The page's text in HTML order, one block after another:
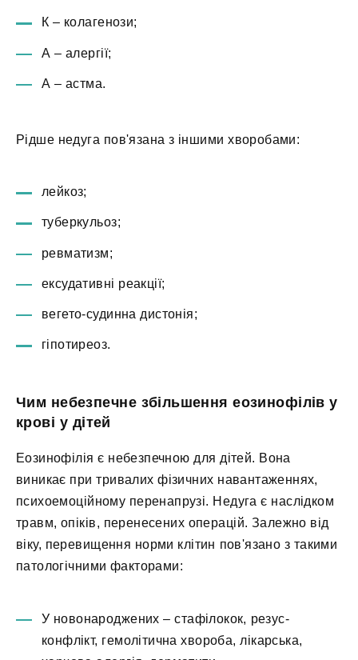
К – колагенози;
А – алергії;
А – астма.
Рідше недуга пов'язана з іншими хворобами:
лейкоз;
туберкульоз;
ревматизм;
ексудативні реакції;
вегето-судинна дистонія;
гіпотиреоз.
Чим небезпечне збільшення еозинофілів у
крові у дітей
Еозинофілія є небезпечною для дітей. Вона
виникає при тривалих фізичних навантаженнях,
психоемоційному перенапрузі. Недуга є наслідком
травм, опіків, перенесених операцій. Залежно від
віку, перевищення норми клітин пов'язано з такими
патологічними факторами:
У новонароджених – стафілокок, резус-
конфлікт, гемолітична хвороба, лікарська,